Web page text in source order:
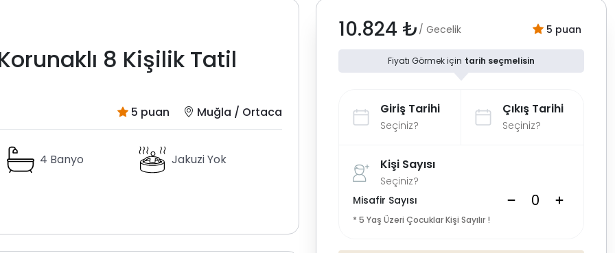
8 Kişilik Tatil
5 puan Muğla / Ortaca
4 Banyo Jakuzi Yok
10.824 ₺ / Gecelik 5 puan
Fiyatı Görmek için tarih seçmelisin
Giriş Tarihi
Seçiniz?
Çıkış Tarihi
Seçiniz?
Kişi Sayısı
Seçiniz?
Misafir Sayısı
* 5 Yaş Üzeri Çocuklar Kişi Sayılır !